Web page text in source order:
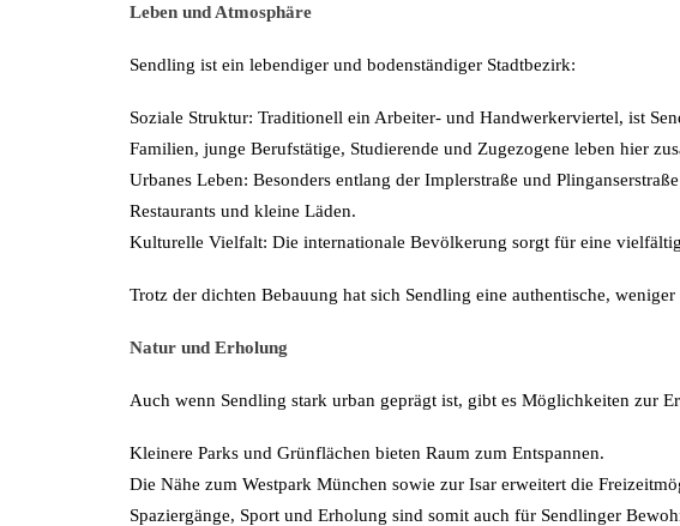
Leben und Atmosphäre
Sendling ist ein lebendiger und bodenständiger Stadtbezirk:
Soziale Struktur: Traditionell ein Arbeiter- und Handwerkerviertel, ist
Familien, junge Berufstätige, Studierende und Zugezogene leben hier
Urbanes Leben: Besonders entlang der Implerstraße und
Restaurants und kleine Läden.
Kulturelle Vielfalt: Die internationale Bevölkerung sorgt für eine
Trotz der dichten Bebauung hat sich Sendling eine authentische,
Natur und Erholung
Auch wenn Sendling stark urban geprägt ist, gibt es Möglichkeiten zur
Kleinere Parks und Grünflächen bieten Raum zum Entspannen.
Die Nähe zum Westpark München sowie zur Isar erweitert die
Spaziergänge, Sport und Erholung sind somit auch für Sendlinger